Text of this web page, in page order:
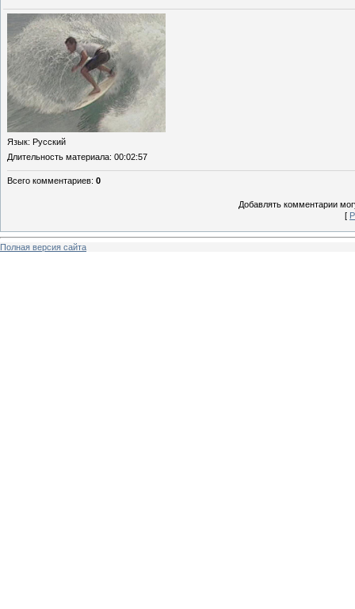
Язык: Русский
Длительность материала: 00:02:57
Всего комментариев: 0
Добавлять комментарии
[
Полная версия сайта